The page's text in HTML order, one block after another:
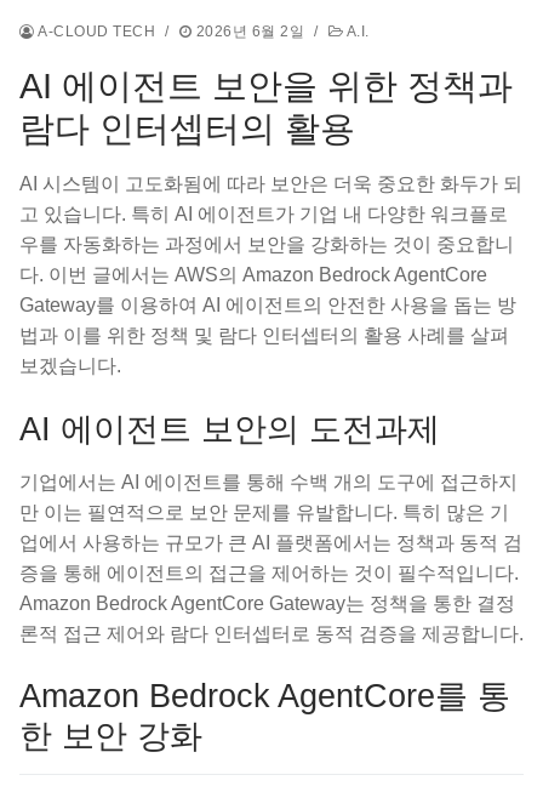
A-CLOUD TECH / 2026년 6월 2일 / A.I.
AI 에이전트 보안을 위한 정책과
람다 인터셉터의 활용
AI 시스템이 고도화됨에 따라 보안은 더욱 중요한 화두가 되
고 있습니다. 특히 AI 에이전트가 기업 내 다양한 워크플로
우를 자동화하는 과정에서 보안을 강화하는 것이 중요합니
다. 이번 글에서는 AWS의 Amazon Bedrock AgentCore
Gateway를 이용하여 AI 에이전트의 안전한 사용을 돕는 방
법과 이를 위한 정책 및 람다 인터셉터의 활용 사례를 살펴
보겠습니다.
AI 에이전트 보안의 도전과제
기업에서는 AI 에이전트를 통해 수백 개의 도구에 접근하지
만 이는 필연적으로 보안 문제를 유발합니다. 특히 많은 기
업에서 사용하는 규모가 큰 AI 플랫폼에서는 정책과 동적 검
증을 통해 에이전트의 접근을 제어하는 것이 필수적입니다.
Amazon Bedrock AgentCore Gateway는 정책을 통한 결정
론적 접근 제어와 람다 인터셉터로 동적 검증을 제공합니다.
Amazon Bedrock AgentCore를 통
한 보안 강화